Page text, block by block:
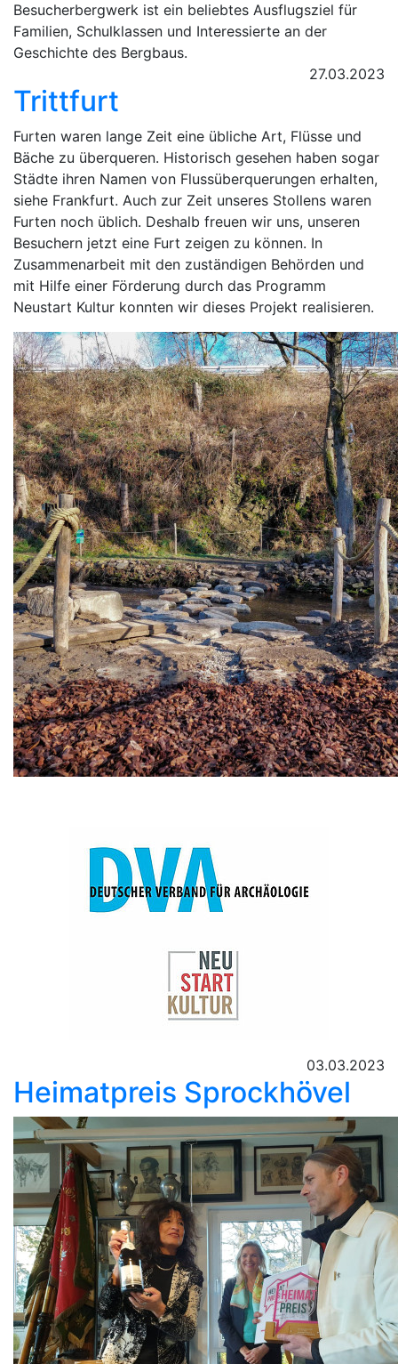
Besucherbergwerk ist ein beliebtes Ausflugsziel für
Familien, Schulklassen und Interessierte an der
Geschichte des Bergbaus.
27.03.2023
Trittfurt
Furten waren lange Zeit eine übliche Art, Flüsse und
Bäche zu überqueren. Historisch gesehen haben sogar
Städte ihren Namen von Flussüberquerungen erhalten,
siehe Frankfurt. Auch zur Zeit unseres Stollens waren
Furten noch üblich. Deshalb freuen wir uns, unseren
Besuchern jetzt eine Furt zeigen zu können. In
Zusammenarbeit mit den zuständigen Behörden und
mit Hilfe einer Förderung durch das Programm
Neustart Kultur konnten wir dieses Projekt realisieren.
03.03.2023
Heimatpreis Sprockhövel